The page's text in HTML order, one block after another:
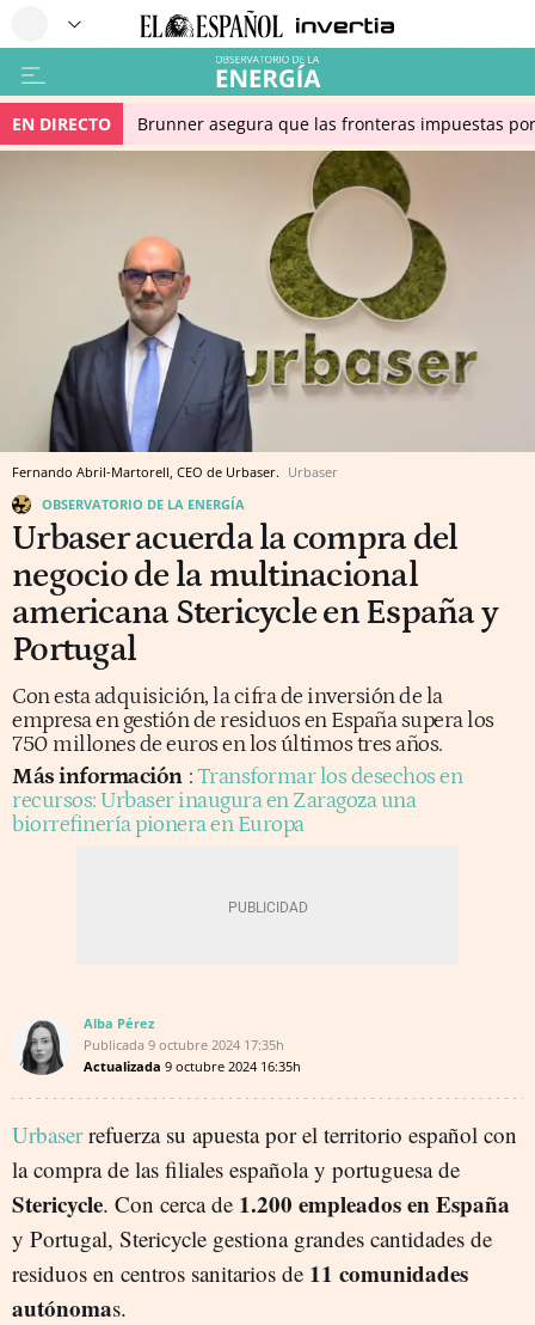
EN DIRECTO Brunner asegura que las fronteras impuestas
Fernando Abril-Martorell, CEO de Urbaser. Urbaser
OBSERVATORIO DE LA ENERGÍA
Urbaser acuerda la compra del
negocio de la multinacional
americana Stericycle en España y
Portugal
Con esta adquisición, la cifra de inversión de la
empresa en gestión de residuos en España supera los
750 millones de euros en los últimos tres años.
Más información :Transformar los desechos en
recursos: Urbaser inaugura en Zaragoza una
biorrefinería pionera en Europa
Alba Pérez
Publicada 9 octubre 2024 17:35h
Actualizada 9 octubre 2024 16:35h
Urbaserrefuerza su apuesta por el territorio español con
la compra de las filiales española y portuguesa de
Stericycle. Con cerca de 1.200 empleados en España
y Portugal, Stericycle gestiona grandes cantidades de
residuos en centros sanitarios de 11 comunidades
autónomas.